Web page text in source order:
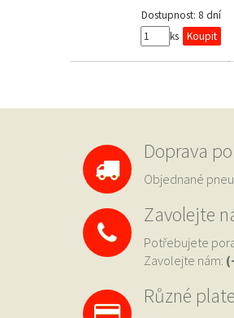
Dostupnost: 8 dní
ks
Doprava
Objednané
Zavolejte
Potřebujete
Zavolejte nám:
Různé